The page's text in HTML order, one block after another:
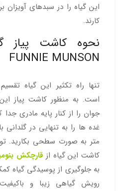
این گیاه را در سبدهای آویزان
کارند.
نحوه کاشت پیاز
FUNNIE MUNSON
تنها راه تکثیر این گیاه
است. به منظور کاشت پیاز
جوان را از کنار پایه مادری
متر به صورت سطحی بکارید.
کاشت این گیاه از قارچکش
به جلوگیری از پوسیدگی گیاه
رویش گیاهی زیبا و